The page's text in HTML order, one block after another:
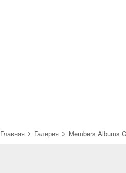
Главная Галерея Members Albums